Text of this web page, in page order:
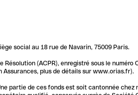
social au 18 rue de Navarin, 75009 Paris.
(ACPR), enregistré sous le
Assurances, plus de détails sur www.orias.fr).
partie de ces fonds est soit cantonnée chez